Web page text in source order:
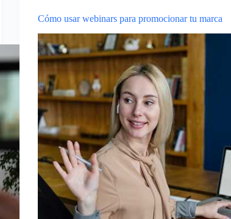
Cómo usar webinars para promocionar tu marca